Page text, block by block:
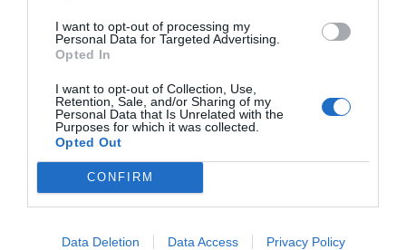
I want to opt-out of processing my
Personal Data for Targeted Advertising.
Opted In
I want to opt-out of Collection, Use,
Retention, Sale, and/or Sharing of my
Personal Data that Is Unrelated with the
Purposes for which it was collected.
Opted Out
CONFIRM
Data Deletion Data Access Privacy Policy